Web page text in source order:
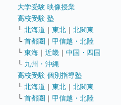
大学受験 映像授業
高校受験 塾
└ 北海道 ｜ 東北 ｜ 北関東
└ 首都圏 ｜ 甲信越・北陸
└ 東海 ｜ 近畿 ｜ 中国・四国
└ 九州・沖縄
高校受験 個別指導塾
└ 北海道 ｜ 東北 ｜ 北関東
└ 首都圏 ｜ 甲信越・北陸